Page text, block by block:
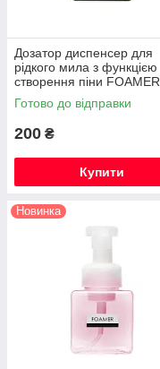
Дозатор диспенсер для
рідкого мила з функцією
створення піни FOAMER
250мл темно-зелений
Готово до відправки
200 ₴
Купити
Новинка